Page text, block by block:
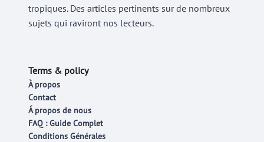
tropiques. Des articles pertinents sur de nombreux
sujets qui raviront nos lecteurs.
Terms & policy
À propos
Contact
Á propos de nous
FAQ : Guide Complet
Conditions Générales